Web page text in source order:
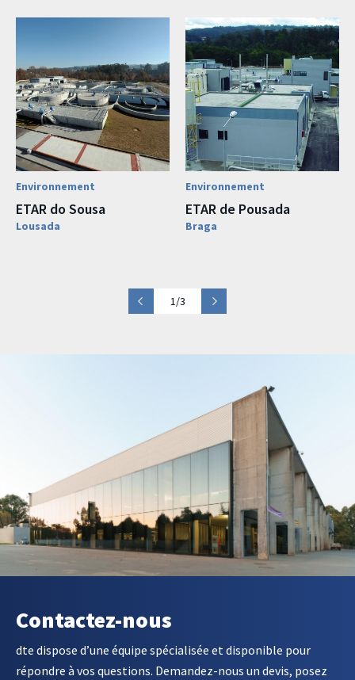
Environnement
ETAR do Sousa
Lousada
Environnement
ETAR de Pousada
Braga
1/3
Contactez-nous
dte dispose d’une équipe spécialisée et disponible pour
répondre à vos questions. Demandez-nous un devis, posez